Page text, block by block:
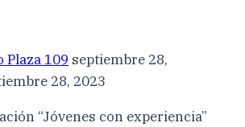
Plaza 109 septiembre 28,
28, 2023
“Jóvenes con experiencia”